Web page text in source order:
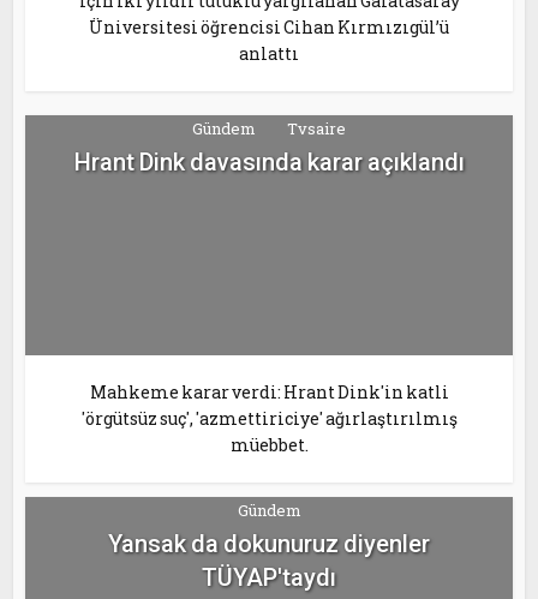
Üniversitesi öğrencisi Cihan Kırmızıgül’ü
anlattı
Gündem Tvsaire
Hrant Dink davasında karar açıklandı
Mahkeme karar verdi: Hrant Dink'in katli
'örgütsüz suç', 'azmettiriciye' ağırlaştırılmış
müebbet.
Gündem
Yansak da dokunuruz diyenler
TÜYAP'taydı